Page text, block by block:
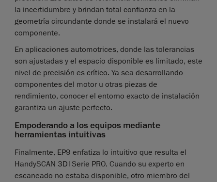
la incertidumbre y brindan total confianza en la
geometría circundante donde se instalará el nuevo
componente.
En aplicaciones automotrices, donde las tolerancias
son ajustadas y el espacio disponible es limitado, este
nivel de precisión es crítico. Ya sea desarrollando
componentes del motor u otras piezas de
rendimiento, conocer el entorno exacto de instalación
garantiza un ajuste perfecto.
Empoderando a los equipos mediante
herramientas intuitivas
Finalmente, EP9 enfatiza lo intuitivo que resulta el
HandySCAN 3D|Serie PRO. Cuando su experto en
escaneado no estaba disponible, otro miembro del